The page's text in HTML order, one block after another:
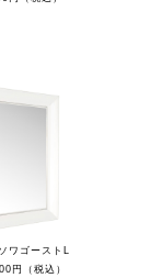
ワゴーストL
円（税込）